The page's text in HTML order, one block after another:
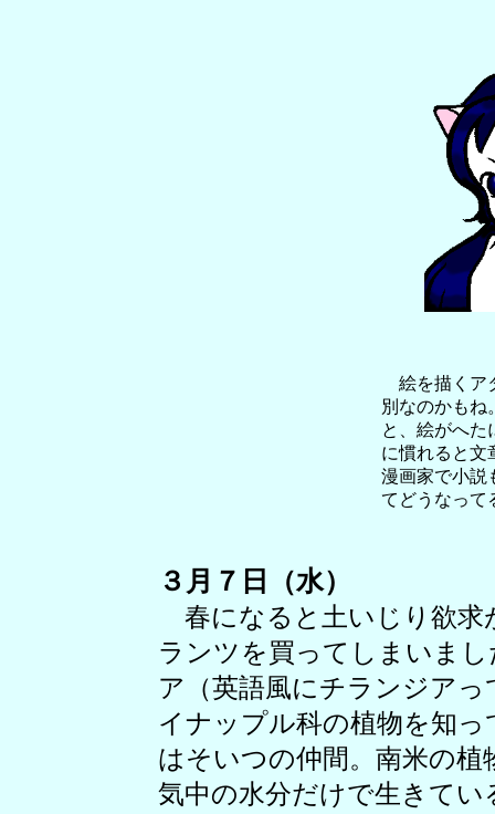
絵を描くア
別なのかもね
と、絵がへた
に慣れると文
漫画家で小説
てどうなって
３月７日（水）
春になると土いじり欲求
ランツを買ってしまいま
ア（英語風にチランジア
イナップル科の植物を知
はそいつの仲間。南米の
気中の水分だけで生きて